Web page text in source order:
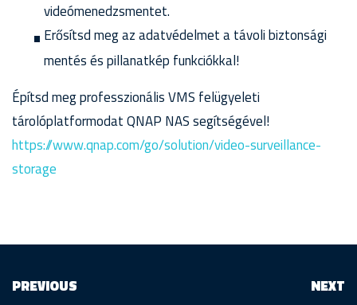
videómenedzsmentet.
Erősítsd meg az adatvédelmet a távoli biztonsági
mentés és pillanatkép funkciókkal!
Építsd meg professzionális VMS felügyeleti
tárolóplatformodat QNAP NAS segítségével!
https://www.qnap.com/go/solution/video-surveillance-
storage
PREVIOUS NEXT